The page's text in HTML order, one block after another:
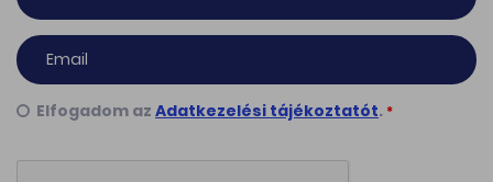
Elfogadom az Adatkezelési tájékoztatót. *